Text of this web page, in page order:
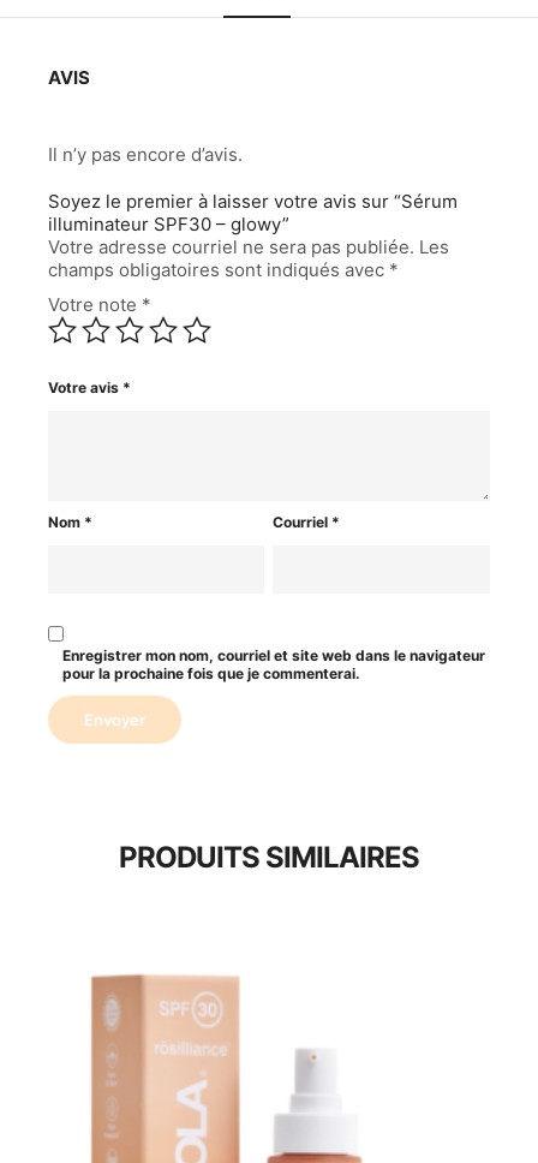
AVIS
Il n’y pas encore d’avis.
Soyez le premier à laisser votre avis sur “Sérum
illuminateur SPF30 – glowy”
Votre adresse courriel ne sera pas publiée. Les
champs obligatoires sont indiqués avec *
Votre note *
Votre avis *
Nom * Courriel *
Enregistrer mon nom, courriel et site web dans le navigateur
pour la prochaine fois que je commenterai.
PRODUITS SIMILAIRES